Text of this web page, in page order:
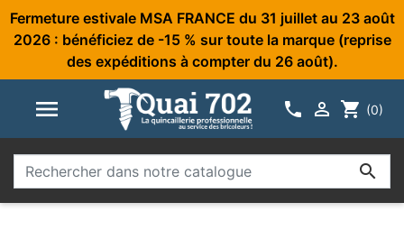
Fermeture estivale MSA FRANCE du 31 juillet au 23 août
2026 : bénéficiez de -15 % sur toute la marque (reprise
des expéditions à compter du 26 août).
   shopping_cart (0)
